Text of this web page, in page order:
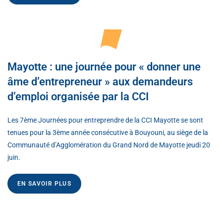
Mayotte : une journée pour « donner une
âme d’entrepreneur » aux demandeurs
d’emploi organisée par la CCI
Les 7ème Journées pour entreprendre de la CCI Mayotte se sont
tenues pour la 3ème année consécutive à Bouyouni, au siège de la
Communauté d’Agglomération du Grand Nord de Mayotte jeudi 20
juin.
EN SAVOIR PLUS